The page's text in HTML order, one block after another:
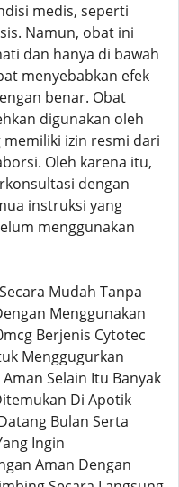
medis, seperti
Namun, obat ini
dan hanya di bawah
menyebabkan efek
benar. Obat
digunakan oleh
izin resmi dari
Oleh karena itu,
dengan
instruksi yang
menggunakan
Mudah Tanpa
Menggunakan
Berjenis Cytotec
Menggugurkan
Selain Itu Banyak
Di Apotik
Bulan Serta
Ingin
Aman Dengan